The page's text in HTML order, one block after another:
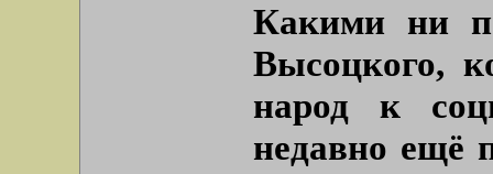
Какими ни
Высоцкого,
народ к
недавно ещё